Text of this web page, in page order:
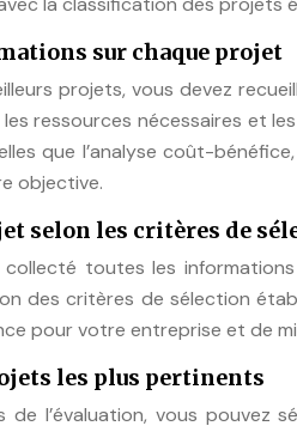
sur chaque projet
projets, vous devez
ressources nécessaires et
que l’analyse coût-
objective.
selon les critères de
toutes les
des critères de sélection
pour votre entreprise et de
les plus pertinents
de l’évaluation, vous pouvez